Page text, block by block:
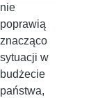
nie
poprawią
znacząco
sytuacji w
budżecie
państwa,